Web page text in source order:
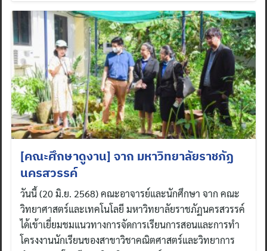
[คณะศึกษาดูงาน] จาก มหาวิทยาลัยราชภัฏ
นครสวรรค์
วันนี้ (20 มิ.ย. 2568) คณะอาจารย์และนักศึกษา จาก คณะ
วิทยาศาสตร์และเทคโนโลยี มหาวิทยาลัยราชภัฏนครสวรรค์
ได้เข้าเยี่ยมชมแนวทางการจัดการเรียนการสอนและการทำ
โครงงานนักเรียนของสาขาวิชาคณิตศาสตร์และวิทยาการ